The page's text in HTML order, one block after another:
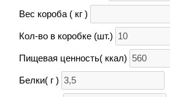
Вес короба ( кг )
Кол-во в коробке (шт.)
Пищевая ценность( ккал)
Белки( г )